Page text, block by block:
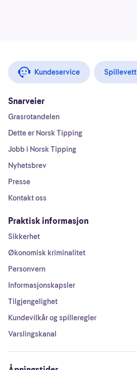
Kundeservice Spillevett
Snarveier
Grasrotandelen
Dette er Norsk Tipping
Jobb i Norsk Tipping
Nyhetsbrev
Presse
Kontakt oss
Praktisk informasjon
Sikkerhet
Økonomisk kriminalitet
Personvern
Informasjonskapsler
Tilgjengelighet
Kundevilkår og spilleregler
Varslingskanal